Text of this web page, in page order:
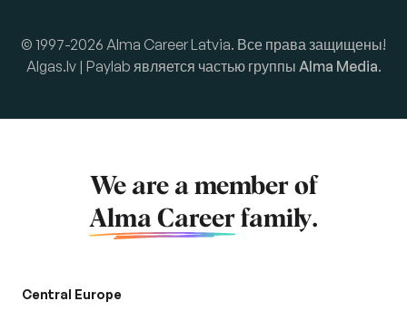
© 1997-2026 Alma Career Latvia. Все права защищены!
Algas.lv | Paylab является частью группы Alma Media.
We are a member of
Alma Career family.
Central Europe